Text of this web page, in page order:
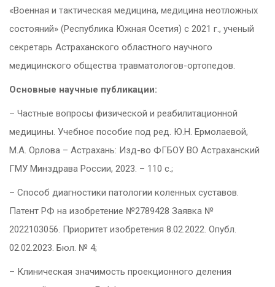
«Военная и тактическая медицина, медицина неотложных
состояний» (Республика Южная Осетия) с 2021 г., ученый
секретарь Астраханского областного научного
медицинского общества травматологов-ортопедов.
Основные научные публикации:
– Частные вопросы физической и реабилитационной
медицины. Учебное пособие под ред. Ю.Н. Ермолаевой,
М.А. Орлова – Астрахань: Изд-во ФГБОУ ВО Астраханский
ГМУ Минздрава России, 2023. – 110 с.;
– Способ диагностики патологии коленных суставов.
Патент РФ на изобретение №2789428 Заявка №
2022103056. Приоритет изобретения 8.02.2022. Опубл.
02.02.2023. Бюл. № 4;
– Клиническая значимость проекционного деления